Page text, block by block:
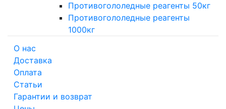
Противогололедные реагенты 50кг
Противогололедные реагенты
1000кг
О нас
Доставка
Оплата
Cтатьи
Гарантии и возврат